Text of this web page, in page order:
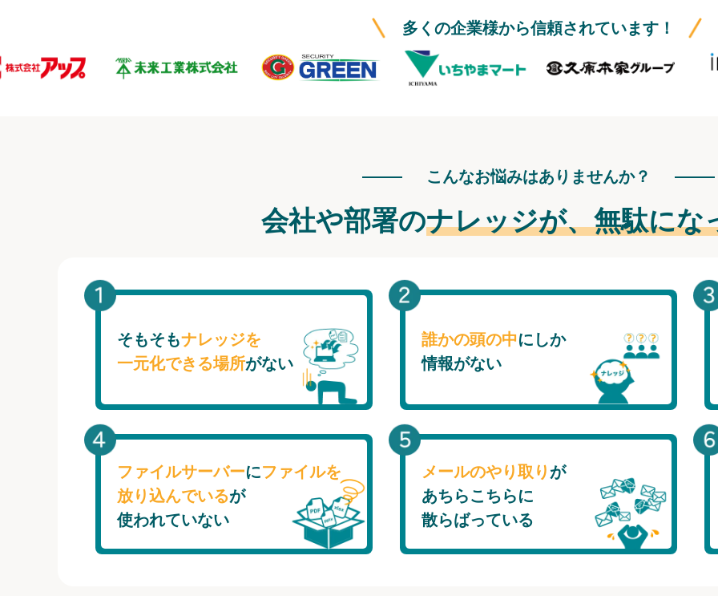
多くの企業様から信頼されています！
こんなお悩みはありませんか？
会社や部署のナレッジが、無駄にな
そもそもナレッジを
一元化できる場所がない
誰かの頭の中にしか
情報がない
ファイルサーバーにファイルを
放り込んでいるが
使われていない
メールのやり取り が
あちらこちらに
散らばっている